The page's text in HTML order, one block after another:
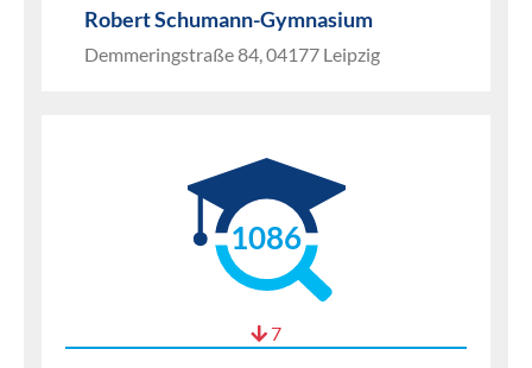
Robert Schumann-Gymnasium
Demmeringstraße 84, 04177 Leipzig
1086
7